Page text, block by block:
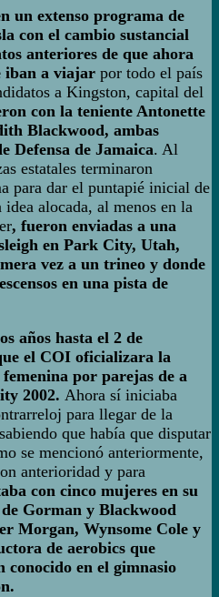
un extenso programa de
con el cambio sustancial
anteriores de que ahora
iban a viajar por todo el país
a Kingston, capital del
con la teniente Antonette
Blackwood, ambas
Defensa de Jamaica. Al
estatales terminaron
para dar el puntapié inicial de
alocada, al menos en la
, fueron enviadas a una
en Park City, Utah,
vez a un trineo y donde
en una pista de
años hasta el 2 de
el COI oficializara la
por parejas de a
2002. Ahora sí iniciaba
para llegar de la
que había que disputar
se mencionó anteriormente,
anterioridad y para
con cinco mujeres en su
Gorman y Blackwood
Morgan, Wynsome Cole y
de aerobics que
en el gimnasio